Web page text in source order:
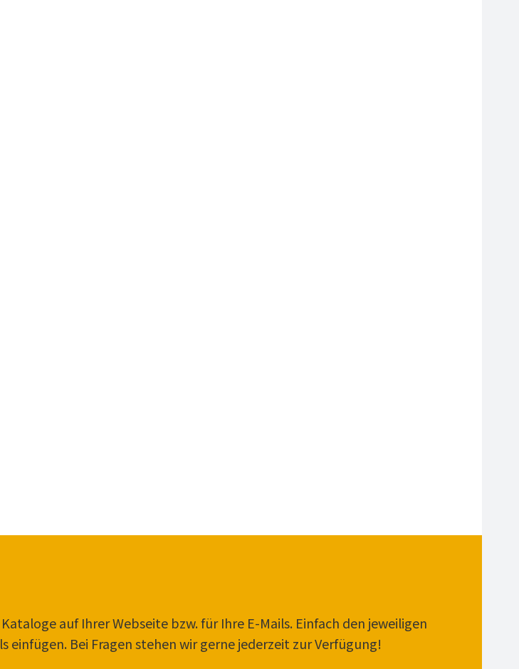
auf Ihrer Webseite bzw. für Ihre E-Mails. Einfach den jeweiligen
einfügen. Bei Fragen stehen wir gerne jederzeit zur Verfügung!